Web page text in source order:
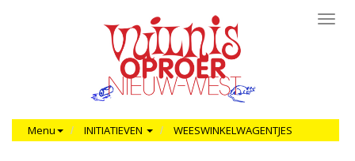
Menu INITIATIEVEN WEESWINKELWAGENTJES